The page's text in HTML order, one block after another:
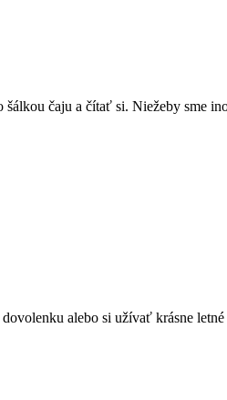
čaju a čítať si. Niežeby sme
alebo si užívať krásne